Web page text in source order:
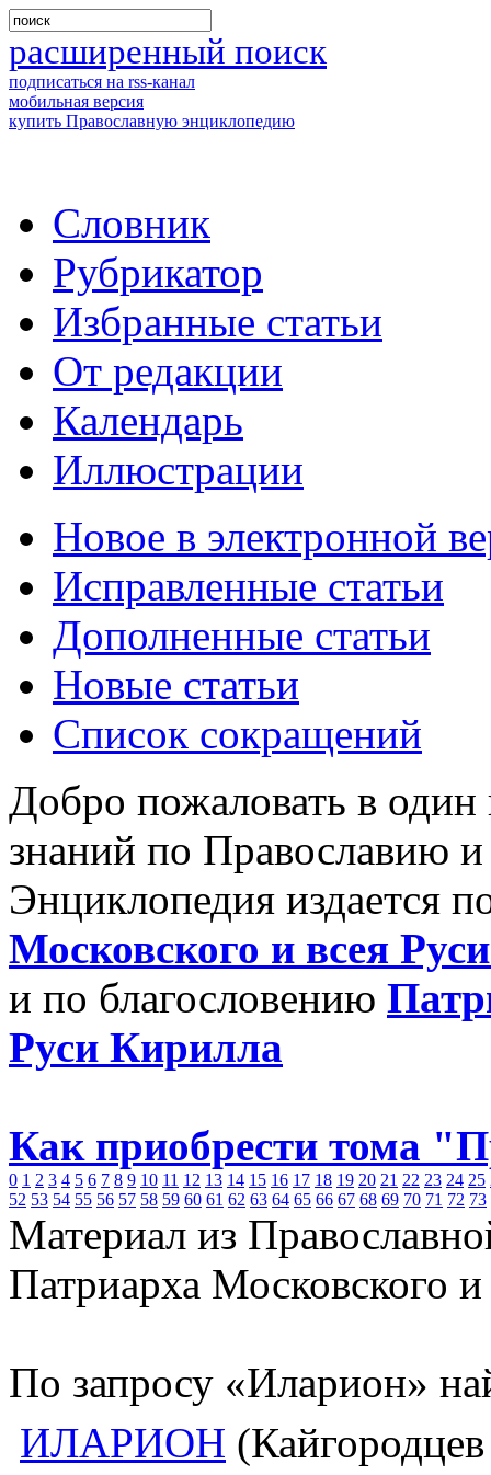
расширенный поиск
подписаться на rss-канал
мобильная версия
купить Православную энциклопедию
Словник
Рубрикатор
Избранные статьи
От редакции
Календарь
Иллюстрации
Новое в электронной
Исправленные статьи
Дополненные статьи
Новые статьи
Список сокращений
Добро пожаловать в
знаний по Православию
Энциклопедия издается
Московского и всея
и по благословению
Руси Кирилла
Как приобрести тома
0 1 2 3 4 5 6 7 8 9 10 11 12 13 14 15 16 17 18 19 20 21 22 23 24 25
52 53 54 55 56 57 58 59 60 61 62 63 64 65 66 67 68 69 70 71 72 73
Материал из
Патриарха Московского
По запросу «Иларион»
ИЛАРИОН